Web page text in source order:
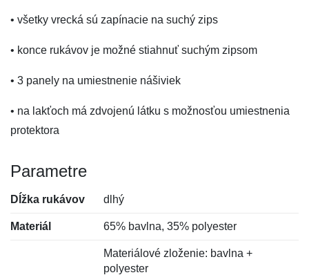
• všetky vrecká sú zapínacie na suchý zips
• konce rukávov je možné stiahnuť suchým zipsom
• 3 panely na umiestnenie nášiviek
• na lakťoch má zdvojenú látku s možnosťou umiestnenia
protektora
Parametre
Dĺžka rukávov dlhý
Materiál 65% bavlna, 35% polyester
Materiálové zloženie: bavlna +
polyester